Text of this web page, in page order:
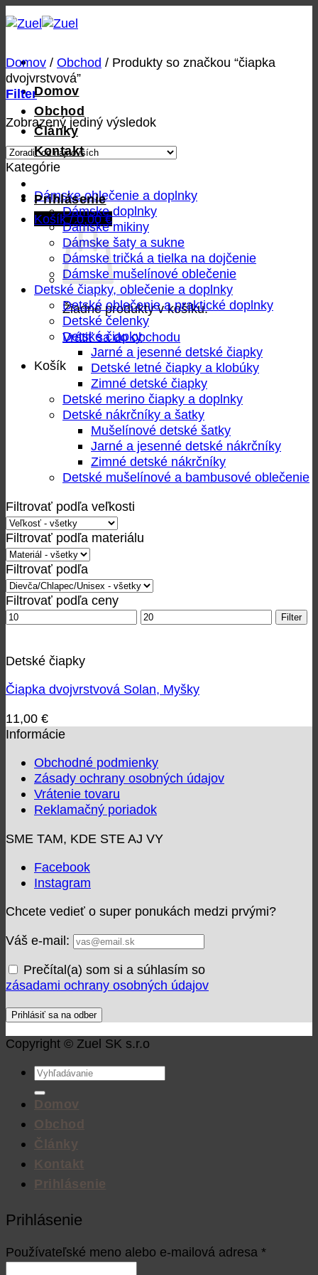
Skip
to
Domov
Obchod
Články
Kontakt
Prihlásenie
Košík /0,00€
Žiadne produkty v košíku.
Vrátiť sa do obchodu
Košík
Domov / Obchod / Produkty so značkou “čiapka
dvojvrstvová”
Filter
Zobrazený jediný výsledok
Kategórie
Dámske oblečenie a doplnky
Dámske doplnky
Dámske mikiny
Dámske šaty a sukne
Dámske tričká a tielka na dojčenie
Dámske mušelínové oblečenie
Detské čiapky, oblečenie a doplnky
Detské oblečenie a praktické doplnky
Detské čelenky
Detské čiapky
Jarné a jesenné detské čiapky
Detské letné čiapky a klobúky
Zimné detské čiapky
Detské merino čiapky a doplnky
Detské nákrčníky a šatky
Mušelínové detské šatky
Jarné a jesenné detské nákrčníky
Zimné detské nákrčníky
Detské mušelínové a bambusové oblečenie
Filtrovať podľa veľkosti
Filtrovať podľa materiálu
Filtrovať podľa
Filtrovať podľa ceny
Minimálna
Maximálna
Filter
Detské čiapky
Čiapka dvojvrstvová Solan, Myšky
11,00 €
Informácie
Obchodné podmienky
Zásady ochrany osobných údajov
Vrátenie tovaru
Reklamačný poriadok
SME TAM, KDE STE AJ VY
Facebook
Instagram
Chcete vedieť o super ponukách medzi prvými?
Váš e-mail:
Prečítal(a) som si a súhlasím so
zásadami ochrany osobných údajov
Copyright © Zuel SK s.r.o
Hľadať:
Domov
Obchod
Články
Kontakt
Prihlásenie
Prihlásenie
Používateľské meno alebo e-mailová adresa *